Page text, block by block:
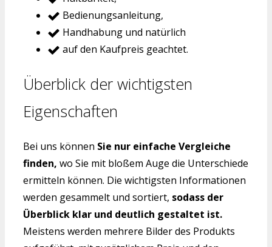
Bedienungsanleitung,
Handhabung und natürlich
auf den Kaufpreis geachtet.
Überblick der wichtigsten
Eigenschaften
Bei uns können Sie nur einfache Vergleiche
finden, wo Sie mit bloßem Auge die Unterschiede
ermitteln können. Die wichtigsten Informationen
werden gesammelt und sortiert, sodass der
Überblick klar und deutlich gestaltet ist.
Meistens werden mehrere Bilder des Produkts